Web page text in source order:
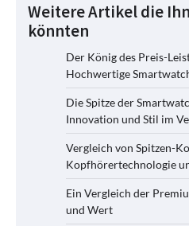
Weitere Artikel die
könnten
Der König des Preis-
Hochwertige
Die Spitze der
Innovation und Stil im
Vergleich von Spitzen-
Kopfhörertechnologie
Ein Vergleich der
und Wert